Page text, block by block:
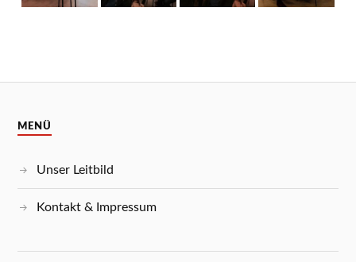
MENÜ
Unser Leitbild
Kontakt & Impressum